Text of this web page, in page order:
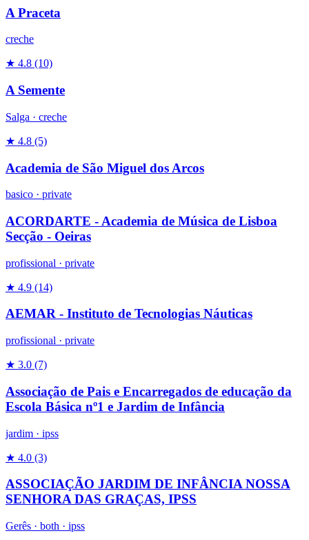
A Praceta
creche
★ 4.8 (10)
A Semente
Salga · creche
★ 4.8 (5)
Academia de São Miguel dos Arcos
basico · private
ACORDARTE - Academia de Música de Lisboa
Secção - Oeiras
profissional · private
★ 4.9 (14)
AEMAR - Instituto de Tecnologias Náuticas
profissional · private
★ 3.0 (7)
Associação de Pais e Encarregados de educação da
Escola Básica nº1 e Jardim de Infância
jardim · ipss
★ 4.0 (3)
ASSOCIAÇÃO JARDIM DE INFÂNCIA NOSSA
SENHORA DAS GRAÇAS, IPSS
Gerês · both · ipss